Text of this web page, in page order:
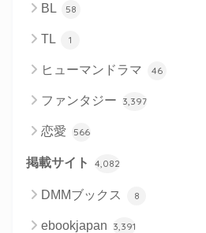
BL 58
TL 1
ヒューマンドラマ 46
ファンタジー 3,397
恋愛 566
掲載サイト 4,082
DMMブックス 8
ebookjapan 3,391